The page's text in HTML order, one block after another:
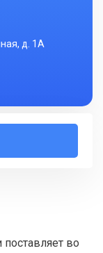
д. 1А
во